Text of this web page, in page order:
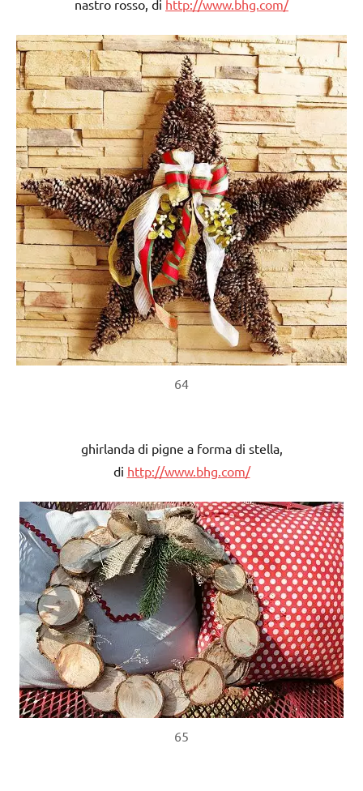
nastro rosso, di http://www.bhg.com/
64
ghirlanda di pigne a forma di stella,
di http://www.bhg.com/
65